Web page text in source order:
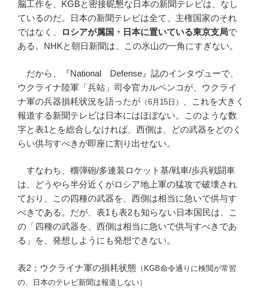
脳工作を、KGBと密接昵懇な日本の新聞テレビは、なし
ているのだ。日本の新聞テレビは全て、主権国家のそれ
ではなく、
ロシアが属国・日本に置いている東京支局で
ある。NHKと朝日新聞は、この氷山の一角にすぎない。
だから、『National Defense』誌のインタヴューで、
ウクライナ陸軍「兵站」司令官カルペンコが、ウクライ
ナ軍の兵器損耗状況を語ったが （6月15日）
、これを大きく
報道する新聞テレビは日本にはほぼない。このような数
字と表1とを総合しなければ、西側は、どの武器をどのく
らい供与すべきが即座に割り出せない。
すなわち、榴弾砲/多連装ロケット基/戦車/歩兵戦闘車
は、どうやら半分近くがロシア地上軍の猛攻で破壊され
ており、この四種の武器を、西側は相当に急いで供与す
べきである。だが、表1も表2も知らない日本国民は、こ
の「四種の武器を、西側は相当に急いで供与すべきであ
る」を、発想しようにも発想できない。
表2；ウクライナ軍の損耗状態 （KGB命令通りに検閲が常習
の、日本のテレビ新聞は報道しない）